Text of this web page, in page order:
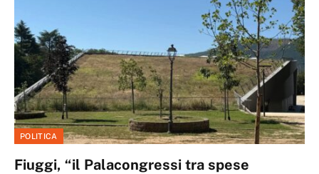
POLITICA
Fiuggi, “il Palacongressi tra spese